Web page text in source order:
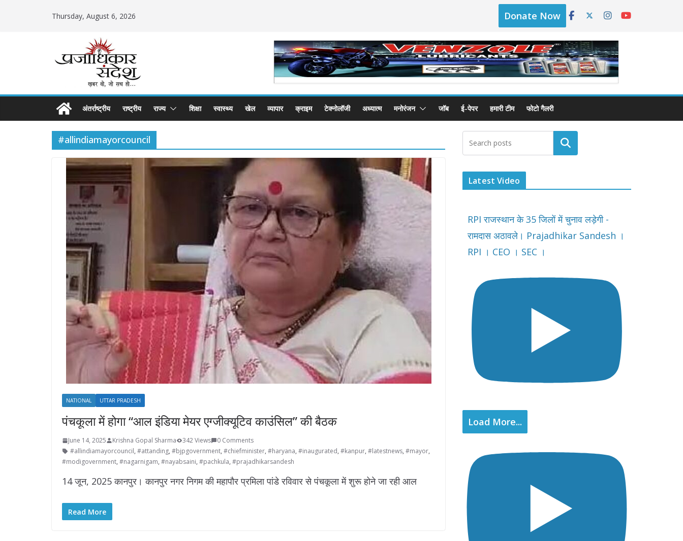
Thursday, August 6, 2026 Donate Now
अंतर्राष्ट्रीय राष्ट्रीय राज्य शिक्षा स्वास्थ्य खेल व्यापार क्राइम टेक्नोलॉजी अध्यात्म मनोरंजन जॉब ई-पेपर हमारी टीम फोटो गैलरी
#allindiamayorcouncil
NATIONAL UTTAR PRADESH
पंचकूला में होगा “आल इंडिया मेयर एग्जीक्यूटिव काउंसिल” की बैठक
June 14, 2025 Krishna Gopal Sharma 342 Views
0 Comments
#allindiamayorcouncil, #attanding, #bjpgovernment, #chiefminister, #haryana, #inaugurated, #kanpur, #latestnews, #mayor,
#modigovernment, #nagarnigam, #nayabsaini, #pachkula, #prajadhikarsandesh
14 जून, 2025 कानपुर। कानपुर नगर निगम की महापौर प्रमिला पांडे रविवार से पंचकूला में शुरू होने जा रही आल
Read More
Latest Video
RPI राजस्थान के 35 जिलों में चुनाव लड़ेगी -
रामदास अठावले। Prajadhikar Sandesh ।
RPI । CEO । SEC ।
Load More...